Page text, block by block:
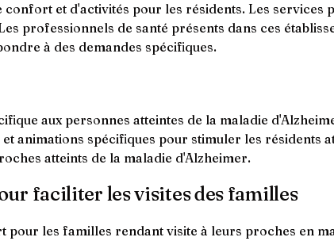
et d'activités pour les résidents. Les services
professionnels de santé présents dans ces
à des demandes spécifiques.
aux personnes atteintes de la maladie
animations spécifiques pour stimuler les résidents
atteints de la maladie d'Alzheimer.
faciliter les visites des familles
les familles rendant visite à leurs proches en